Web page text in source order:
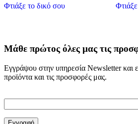
Φτιάξε το δικό σου
Μάθε πρώτος όλες µας τις
Εγγράψου στην υπηρεσία Newsletter και
προϊόντα και τις προσφορές μας.